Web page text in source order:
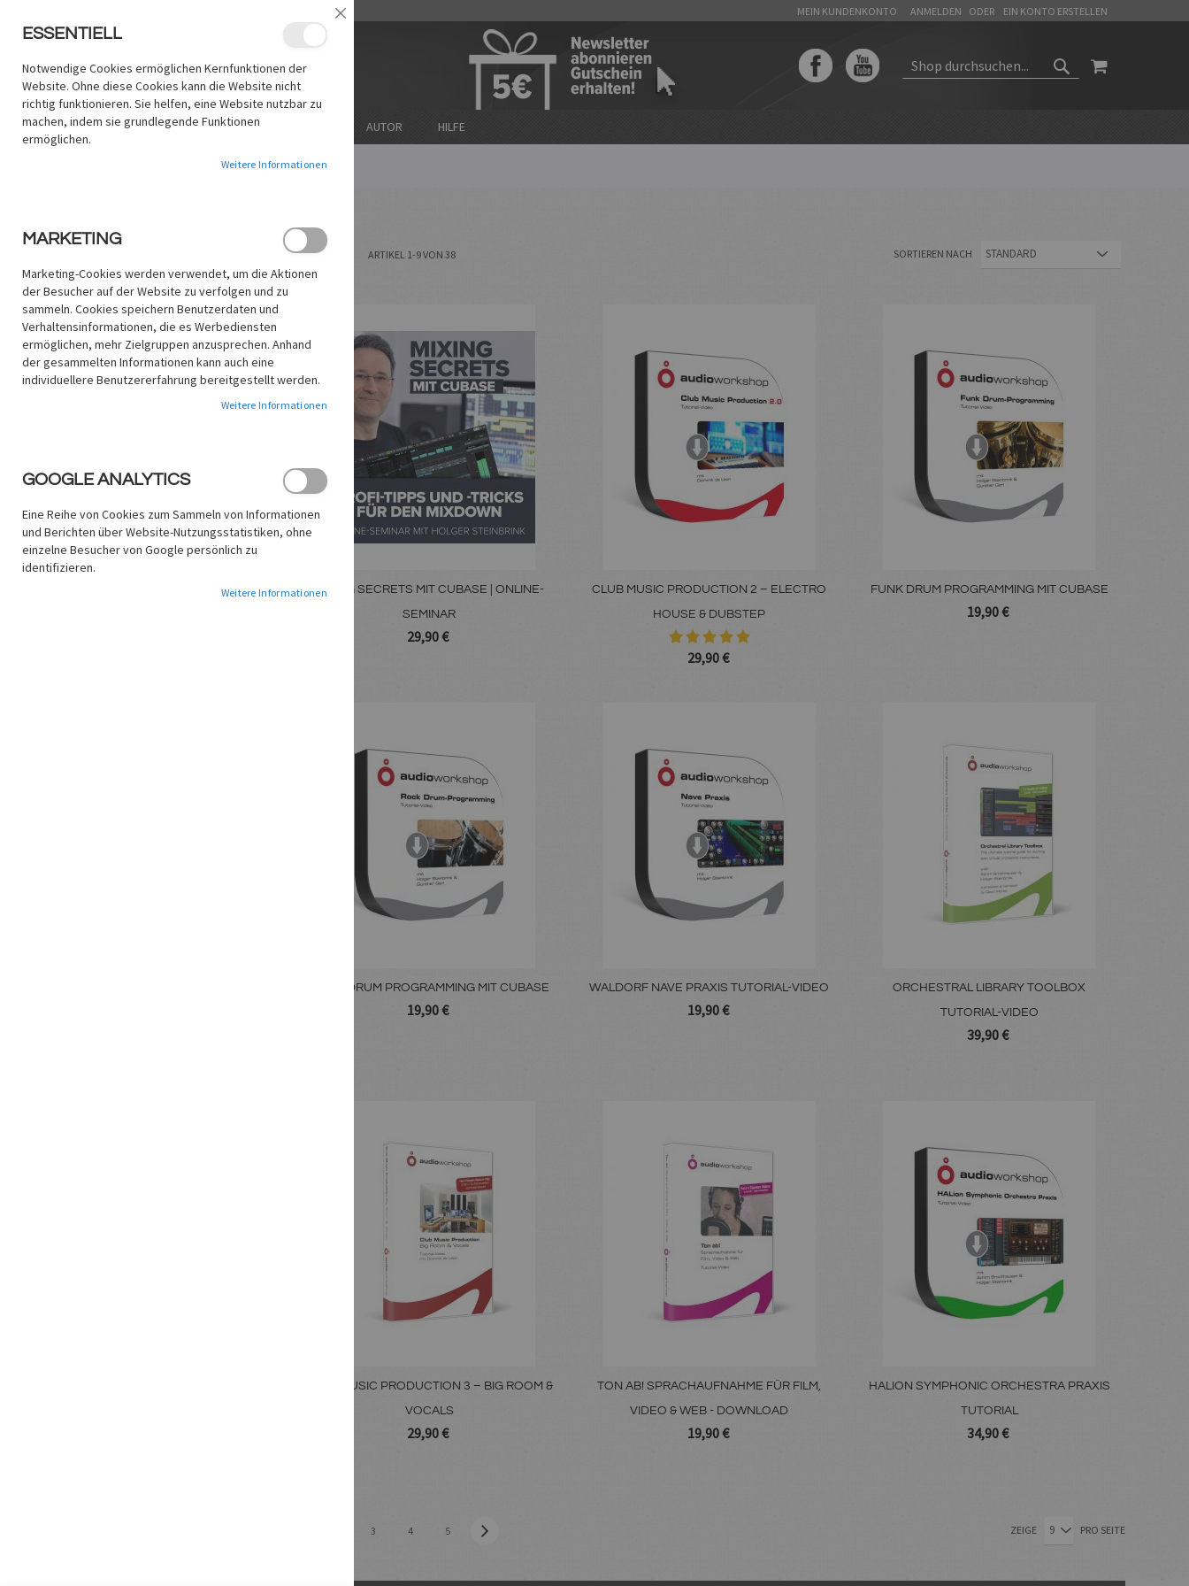
INHALT
MEIN KUNDENKONTO ANMELDEN EIN KONTO ERSTELLEN
WARENKORB
SUCHEN
THEMA SOFTWARE/MARKE AUTOR HILFE
HOLGER STEINBRINK
ANZEIGEN
Liste ListeARTIKEL 1-9VON 38 SORTIEREN NACH
MIXING SECRETS MIT CUBASE | ONLINE-
SEMINAR
29,90 €
CLUB MUSIC PRODUCTION 2 – ELECTRO
HOUSE & DUBSTEP
29,90 €
FUNK DRUM PROGRAMMING MIT CUBASE
19,90 €
ROCK DRUM PROGRAMMING MIT CUBASE
19,90 €
WALDORF NAVE PRAXIS TUTORIAL-VIDEO
19,90 €
ORCHESTRAL LIBRARY TOOLBOX
TUTORIAL-VIDEO
39,90 €
CLUB MUSIC PRODUCTION 3 – BIG ROOM &
VOCALS
29,90 €
TON AB! SPRACHAUFNAHME FÜR FILM,
VIDEO & WEB - DOWNLOAD
19,90 €
HALION SYMPHONIC ORCHESTRA PRAXIS
TUTORIAL
34,90 €
3 4 5 ZEIGE PRO SEITE
Schließen
ESSENTIELL
Notwendige Cookies ermöglichen Kernfunktionen der
Website. Ohne diese Cookies kann die Website nicht
richtig funktionieren. Sie helfen, eine Website nutzbar zu
machen, indem sie grundlegende Funktionen
ermöglichen.
Weitere Informationen
MARKETING
Marketing-Cookies werden verwendet, um die Aktionen
der Besucher auf der Website zu verfolgen und zu
sammeln. Cookies speichern Benutzerdaten und
Verhaltensinformationen, die es Werbediensten
ermöglichen, mehr Zielgruppen anzusprechen. Anhand
der gesammelten Informationen kann auch eine
individuellere Benutzererfahrung bereitgestellt werden.
Weitere Informationen
GOOGLE ANALYTICS
Eine Reihe von Cookies zum Sammeln von Informationen
und Berichten über Website-Nutzungsstatistiken, ohne
einzelne Besucher von Google persönlich zu
identifizieren.
Weitere Informationen